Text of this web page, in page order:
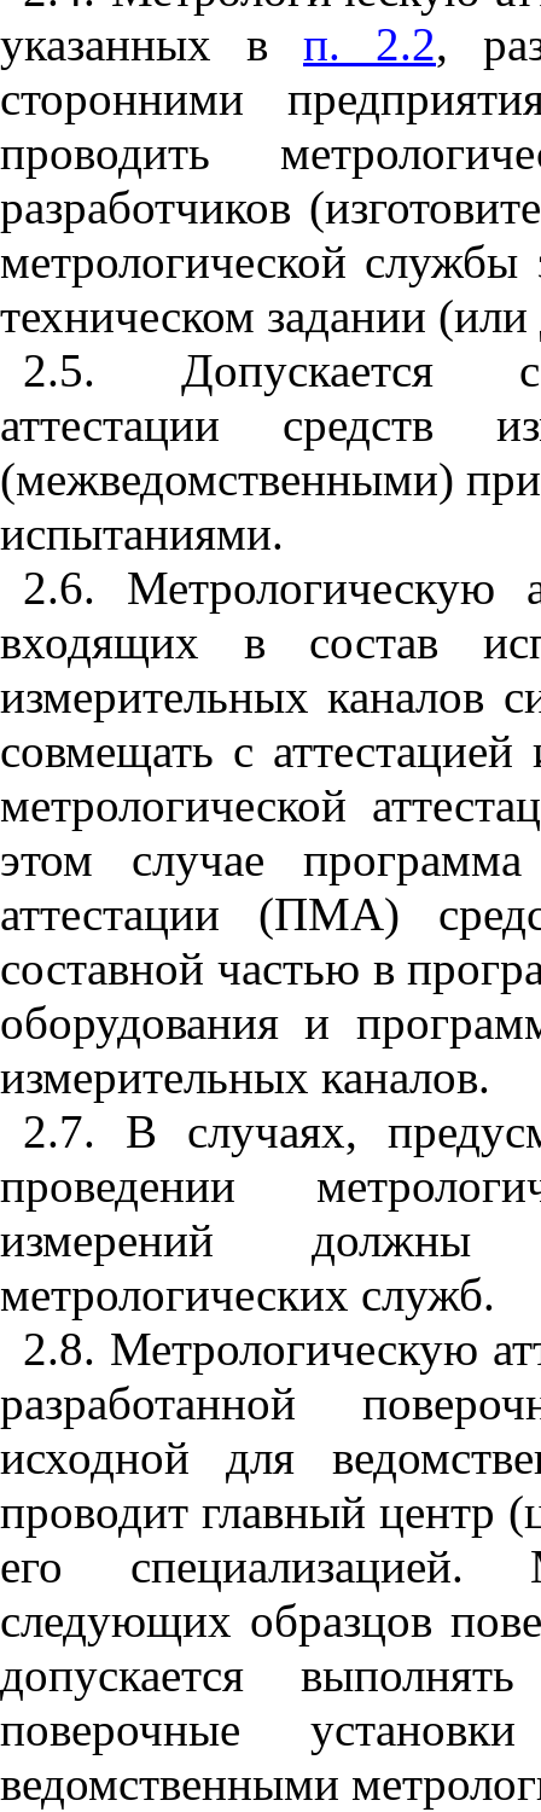
указанных в п. 2.2,
сторонними
проводить
разработчиков
метрологической службы
техническом задании (или
2.5. Допускается
аттестации средств
(межведомственными)
испытаниями.
2.6. Метрологическую
входящих в состав
измерительных каналов
совмещать с
метрологической
этом случае
аттестации (ПМА)
составной частью в
оборудования и
измерительных каналов.
2.7. В случаях,
проведении
измерений должны
метрологических служб.
2.8. Метрологическую
разработанной
исходной для
проводит главный центр
его специализацией.
следующих образцов
допускается
поверочные
ведомственными